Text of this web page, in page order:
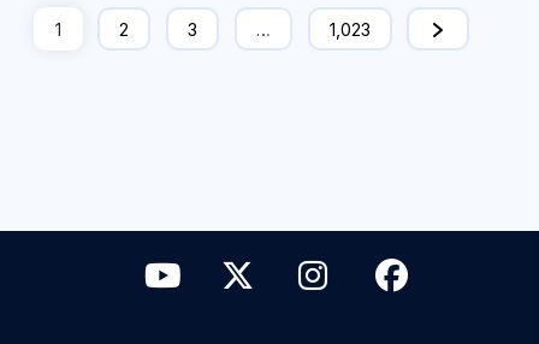
1 2 3 … 1,023